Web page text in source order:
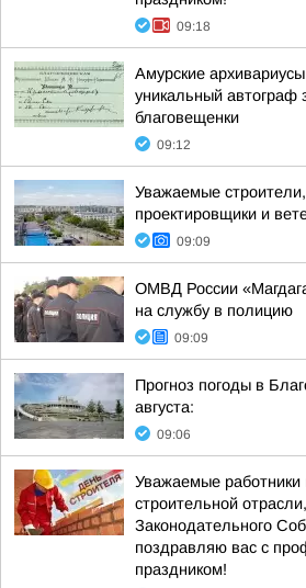
09:18
Амурские
уникальный автограф
благовещенки
09:12
Уважаемые
проектировщики и
09:09
ОМВД России
на службу в полицию
09:09
Прогноз погоды в
августа:
09:06
Уважаемые работники
строительной
Законодательного
поздравляю вас с
праздником!